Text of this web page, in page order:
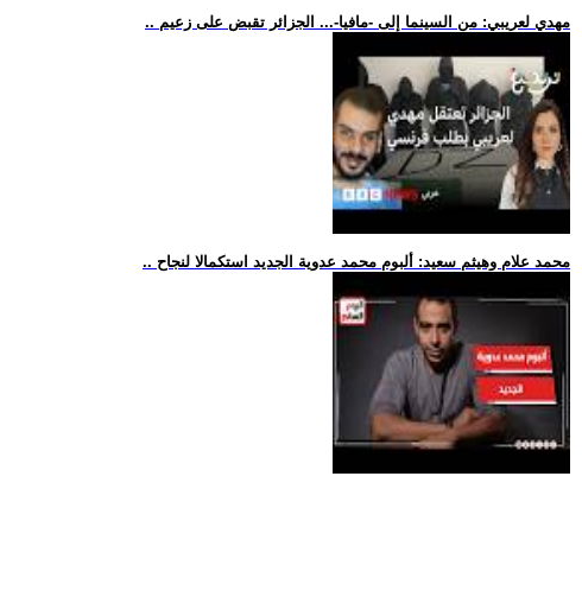
.. مهدي لعريبي: من السينما إلى -مافيا-... الجزائر تقبض على زعيم
.. محمد علام وهيثم سعيد: ألبوم محمد عدوية الجديد استكمالا لنجاح